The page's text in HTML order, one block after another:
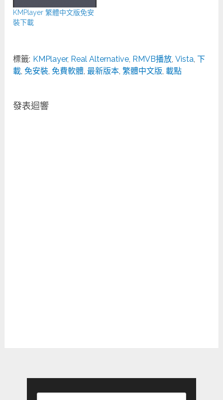
KMPlayer 繁體中文版免安
裝下載
標籤: KMPlayer, Real Alternative, RMVB播放,Vista,下
載, 免安裝, 免費軟體, 最新版本,繁體中文版,載點
發表迴響